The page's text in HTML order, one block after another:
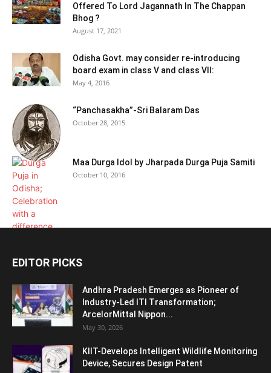
Offered To Lord Jagannath In The Chappan
Bhog ?
August 17, 2021
Odisha Govt. may consider re-introducing
board exam in class V and class VII:
May 4, 2016
“Panchasakha”-Sri Balaram Das
October 28, 2015
Maa Durga Idol by Jharpada Durga Puja Samiti
October 10, 2016
EDITOR PICKS
Andhra Pradesh Emerges as Pioneer of
Industry-Led ITI Transformation;
ArcelorMittal Nippon...
May 30, 2026
KIIT-Develops Intelligent Wildlife Monitoring
Device, Secures Design Patent